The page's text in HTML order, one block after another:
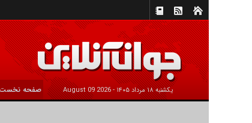
يکشنبه ۱۸ مرداد ۱۴۰۵ - 2026 August 09 صفحه نخست